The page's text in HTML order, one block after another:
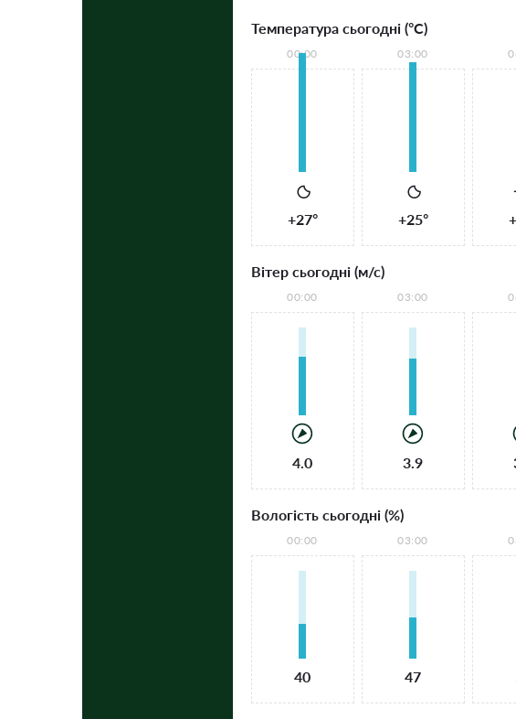
Температура сьогодні (°С)
00:00
+27°
03:00
+25°
Вітер сьогодні (м/с)
00:00
4.0
03:00
3.9
Вологість сьогодні (%)
00:00
40
03:00
47